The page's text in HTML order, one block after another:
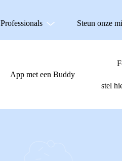
Professionals Steun onze
App met een Buddy
stel